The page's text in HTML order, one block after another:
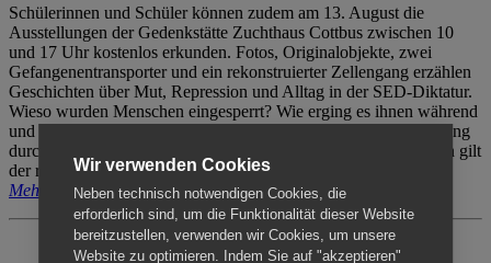
Schülerinnen und Schüler können zudem am 13. August die
Ausstellungen der Gedenkstätte Zuchthaus Cottbus zwischen 10
und 17 Uhr kostenlos erkunden. Fotos, Originalobjekte, zwei
Gefangenentransporter und ein rekonstruierter Zellengang erzählen
Geschichten über Mut, Repression und Alltag in der SED-Diktatur.
Wieso wurden Menschen eingesperrt? Wie erging es ihnen während
und nach der Haft? Der Besuch erfolgt individuell ohne Betreuung
durch das Menschenrechtszentrum Cottbus. Für Begleitpersonen gilt
der reguläre Eintritt (8€ / ermäßigt 5€).
Mehr erfahren
Wir verwenden Cookies
Neben technisch notwendigen Cookies, die
erforderlich sind, um die Funktionalität dieser Website
bereitzustellen, verwenden wir Cookies, um unsere
Website zu optimieren. Indem Sie auf "akzeptieren"